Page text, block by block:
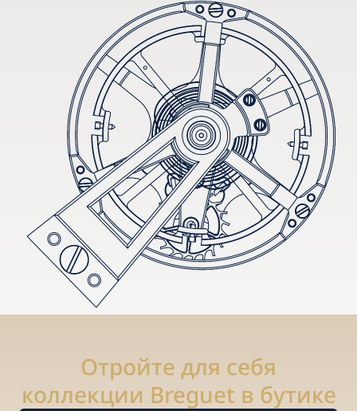
Отройте для себя
коллекции Breguet в бутике